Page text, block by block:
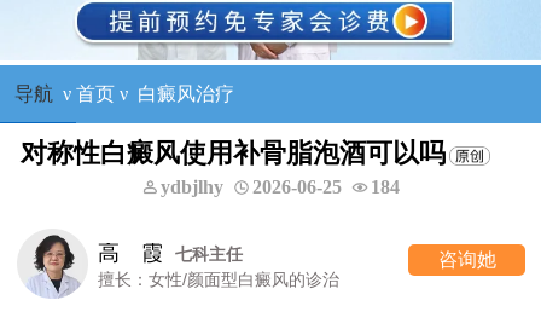
导航 ν 首页ν 白癜风治疗
对称性白癜风使用补骨脂泡酒可以吗
ydbjlhy 2026-06-25 184
高 霞
七科主任
擅长：女性/颜面型白癜风的诊治
咨询她